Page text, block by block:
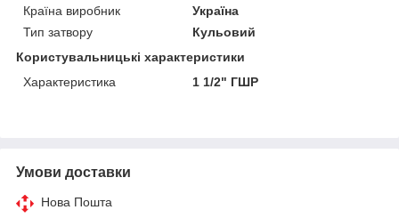
Країна виробник
Україна
Тип затвору
Кульовий
Користувальницькі характеристики
Характеристика
1 1/2" ГШР
Умови доставки
Нова Пошта